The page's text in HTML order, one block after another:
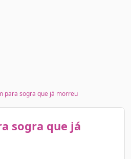
para sogra que já morreu
sogra que já